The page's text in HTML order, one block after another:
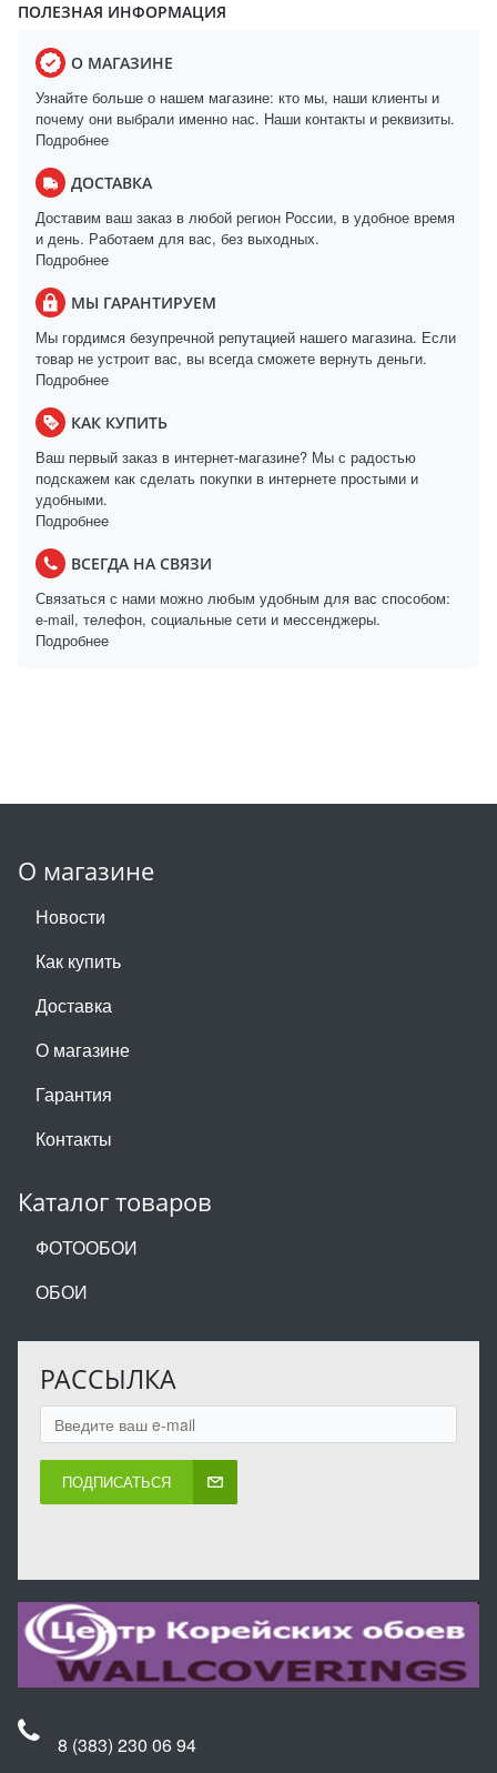
ПОЛЕЗНАЯ ИНФОРМАЦИЯ
О МАГАЗИНЕ
Узнайте больше о нашем магазине: кто мы, наши клиенты и
почему они выбрали именно нас. Наши контакты и реквизиты.
Подробнее
ДОСТАВКА
Доставим ваш заказ в любой регион России, в удобное время
и день. Работаем для вас, без выходных.
Подробнее
МЫ ГАРАНТИРУЕМ
Мы гордимся безупречной репутацией нашего магазина. Если
товар не устроит вас, вы всегда сможете вернуть деньги.
Подробнее
КАК КУПИТЬ
Ваш первый заказ в интернет-магазине? Мы с радостью
подскажем как сделать покупки в интернете простыми и
удобными.
Подробнее
ВСЕГДА НА СВЯЗИ
Связаться с нами можно любым удобным для вас способом:
e-mail, телефон, социальные сети и мессенджеры.
Подробнее
О магазине
Новости
Как купить
Доставка
О магазине
Гарантия
Контакты
Каталог товаров
ФОТООБОИ
ОБОИ
РАССЫЛКА
ПОДПИСАТЬСЯ
8 (383) 230 06 94